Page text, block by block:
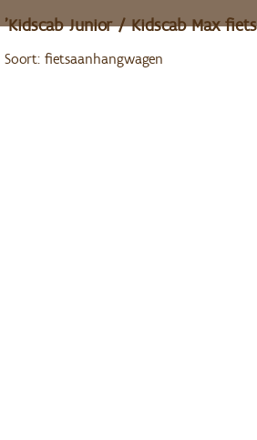
'Kidscab Junior / Kidscab Max
Soort: fietsaanhangwagen